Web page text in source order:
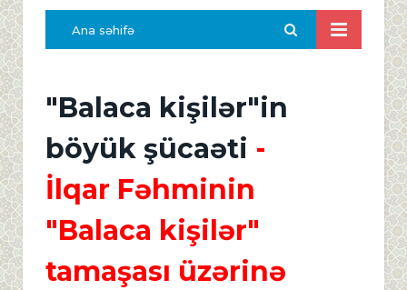
Ana səhifə
"Balaca kişilər"in
böyük şücaəti -
İlqar Fəhminin
"Balaca kişilər"
tamaşası üzərinə